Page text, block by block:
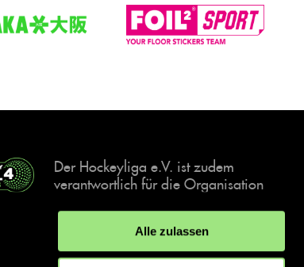
Alle zulassen
Der Hockeyliga e.V. ist zudem
verantwortlich für die Organisation
Events, der deutschen Hockey-
Meisterschaften.